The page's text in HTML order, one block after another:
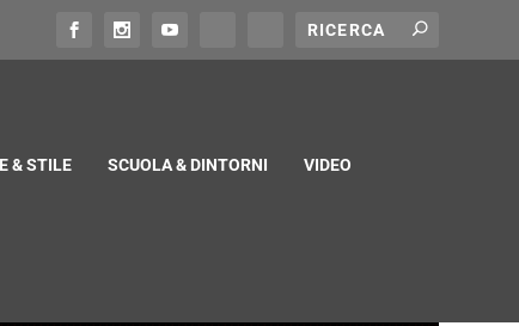
& STILE SCUOLA & DINTORNI VIDEO